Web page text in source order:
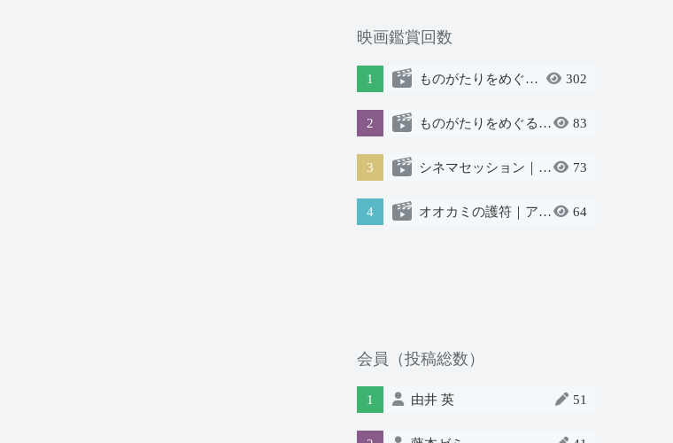
映画鑑賞回数
1 ものがたりをめぐる物語 302
2 ものがたりをめぐる物語 83
3 シネマセッション｜ゲスト：石川直樹さん 73
4 オオカミの護符｜アカデミック版 64
会員（投稿総数）
1 由井 英 51